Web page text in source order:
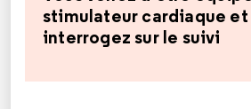
stimulateur cardiaque et
interrogez sur le suivi